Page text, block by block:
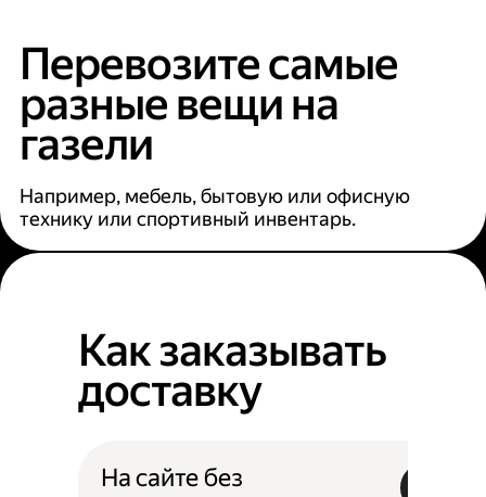
Перевозите самые
разные вещи на
газели
Например, мебель, бытовую или офисную
технику или спортивный инвентарь.
Как заказывать
доставку
На сайте без